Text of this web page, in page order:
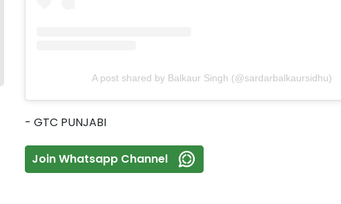
A post shared by Balkaur Singh (@sardarbalkaursidhu)
- GTC PUNJABI
Join Whatsapp Channel